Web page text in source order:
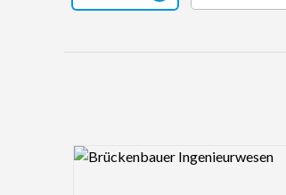
Logo Preview Image